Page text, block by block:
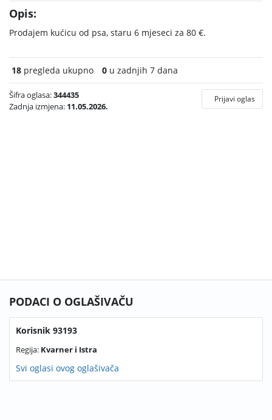
Opis:
Prodajem kućicu od psa, staru 6 mjeseci za 80 €.
18 pregleda ukupno 0 u zadnjih 7 dana
Šifra oglasa:344435
Zadnja izmjena: 11.05.2026.
Prijavi oglas
PODACI O OGLAŠIVAČU
Korisnik 93193
Regija: Kvarner i Istra
Svi oglasi ovog oglašivača